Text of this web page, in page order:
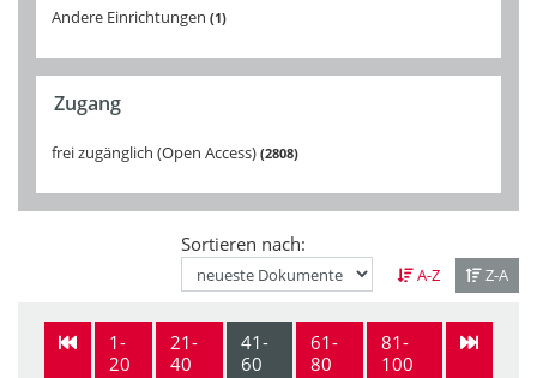
Andere Einrichtungen 1
Zugang
frei zugänglich (Open Access) 2808
Sortieren nach:
A-Z Z-A
1-
20
21-
40
41-
60
61-
80
81-
100